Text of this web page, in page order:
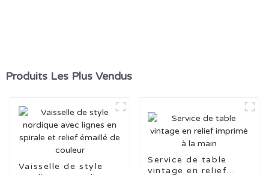
Produits Les Plus Vendus
Vaisselle de style
Service de table
vintage en relief